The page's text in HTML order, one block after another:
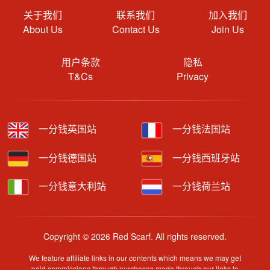
关于我们
About Us
联系我们
Contact Us
加入我们
Join Us
用户条款
T&Cs
隐私
Privacy
一分钱英国站 一分钱法国站
一分钱德国站 一分钱西班牙站
一分钱意大利站 一分钱荷兰站
Copyright © 2026 Red Scarf. All rights reserved.
We feature affiliate links in our contents which means we may get